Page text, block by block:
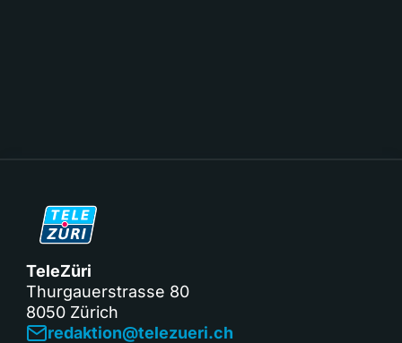
TeleZüri
Thurgauerstrasse 80
8050 Zürich
redaktion@telezueri.ch